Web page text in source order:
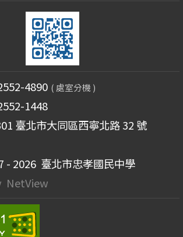
4890 ( 處室分機 )
1448
臺北市大同區西寧北路 32 號
- 2026臺北市忠孝國民中學
NetView